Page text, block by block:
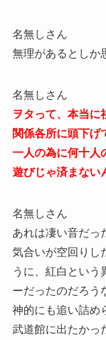
名無しさん
無理があるとしか
名無しさん
ヲタって、本当に
関係各所に頭下げ
一人の為に何十人
遊びじゃ済まない
名無しさん
あれは凄い音だっ
気合いが空回りし
うに、紅白という
ーだったのだろう
神的にも追い詰め
武道館に出たかっ